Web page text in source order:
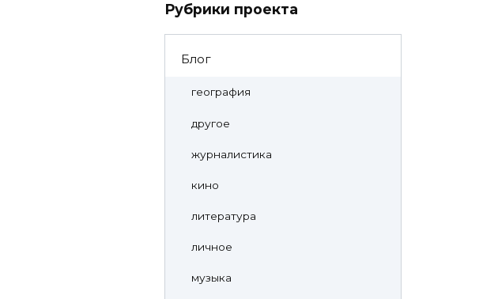
Рубрики проекта
Блог
география
другое
журналистика
кино
литература
личное
музыка